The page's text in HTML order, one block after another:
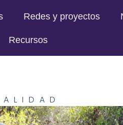
Redes y proyectos
Recursos